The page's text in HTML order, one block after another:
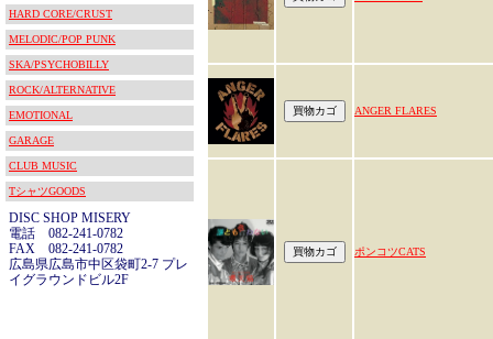
HARD CORE/CRUST
MELODIC/POP PUNK
SKA/PSYCHOBILLY
ROCK/ALTERNATIVE
EMOTIONAL
GARAGE
CLUB MUSIC
TシャツGOODS
DISC SHOP MISERY
電話 082-241-0782
FAX 082-241-0782
広島県広島市中区袋町2-7 プレ
イグラウンドビル2F
ANGER FLARES
ポンコツCATS